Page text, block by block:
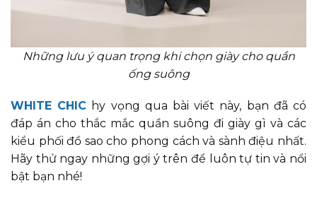
Những lưu ý quan trọng khi chọn giày cho quần
ống suông
WHITE CHIC hy vọng qua bài viết này, bạn đã có
đáp án cho thắc mắc quần suông đi giày gì và các
kiểu phối đồ sao cho phong cách và sành điệu nhất.
Hãy thử ngay những gợi ý trên để luôn tự tin và nổi
bật bạn nhé!